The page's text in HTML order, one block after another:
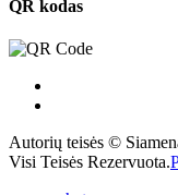
QR kodas
Autorių teisės ©
Visi Teisės Rezervuota.